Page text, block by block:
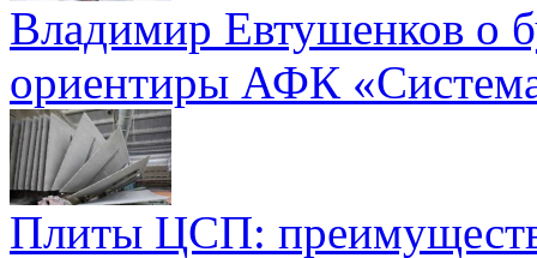
Владимир Евтушенков о
ориентиры АФК
Плиты ЦСП: